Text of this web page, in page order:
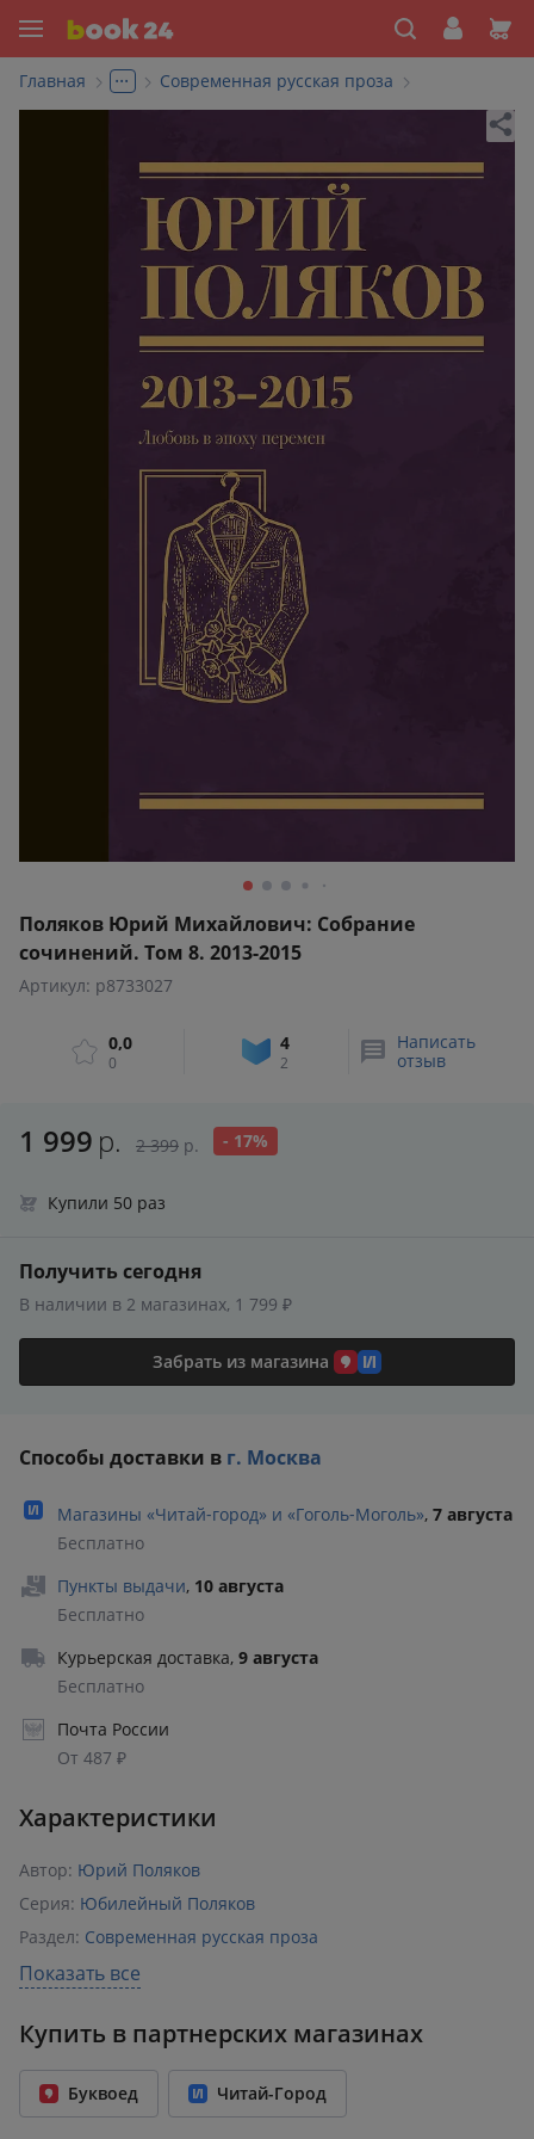
Главная ... Современная русская проза
Поляков Юрий Михайлович: Собрание
сочинений. Том 8. 2013-2015
Артикул: p8733027
0,0
0
4
2
Написать
отзыв
1 999 р. 2 399 р. - 17%
Купили 50 раз
Получить сегодня
В наличии в 2 магазинах, 1 799 ₽
Забрать из магазина
Способы доставки в г. Москва
Магазины «Читай‑город» и «Гоголь‑Моголь», 7 августа
Бесплатно
Пункты выдачи, 10 августа
Бесплатно
Курьерская доставка, 9 августа
Бесплатно
Почта России
От 487 ₽
Характеристики
Автор: Юрий Поляков
Серия: Юбилейный Поляков
Раздел: Современная русская проза
Издательство:
Возрастное ограничение: 18+
Количество страниц: 416
Переплет: Твёрдый переплёт
Показать все
Купить в партнерских магазинах
Буквоед Читай-Город